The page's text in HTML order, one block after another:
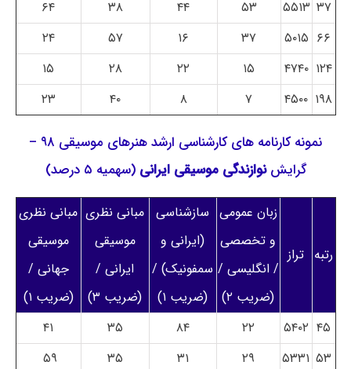
۳۷ ۵۵۱۳ ۵۳ ۴۴ ۳۸
۶۴
۶۶ ۵۰۱۵ ۳۷ ۱۶ ۵۷
۲۴
۱۲۴ ۴۷۴۰ ۱۵ ۲۲ ۲۸
۱۵
۱۹۸ ۴۵۰۰ ۷ ۸ ۴۰ ۲۳
نمونه کارنامه های کارشناسی ارشد هنرهای موسیقی ۹۸ –
گرایشنوازندگی موسیقی ایرانی(سهمیه ۵ درصد)
رتبه تراز
زبان عمومی
و تخصصی
/ انگلیسی /
(ضریب ۲)
سازشناسی
(ایرانی و
سمفونیک) /
(ضریب ۱)
مبانی نظری
موسیقی
ایرانی /
(ضریب ۳)
مبانی نظری
موسیقی
جهانی /
(ضریب ۱)
۴۵ ۵۴۰۲ ۲۲ ۸۴ ۳۵
۴۱
۵۳ ۵۳۳۱ ۲۹ ۳۱ ۳۵
۵۹